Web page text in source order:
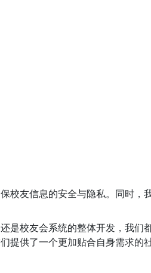
校友信息的安全与隐私。同时，
是校友会系统的整体开发，我们
供了一个更加贴合自身需求的社